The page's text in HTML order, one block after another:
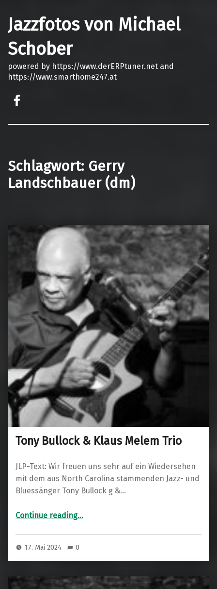
Jazzfotos von Michael
Schober
powered by https://www.derERPtuner.net and
https://www.smarthome247.at
Schlagwort: Gerry
Landschbauer (dm)
Tony Bullock & Klaus Melem Trio
JLP-Text: Wir freuen uns sehr auf ein Wiedersehen
mit dem aus North Carolina stammenden Jazz- und
Bluessänger Tony Bullock g &…
Continue reading“Tony Bullock & Klaus Melem Trio”
…
17. Mai 2024 0